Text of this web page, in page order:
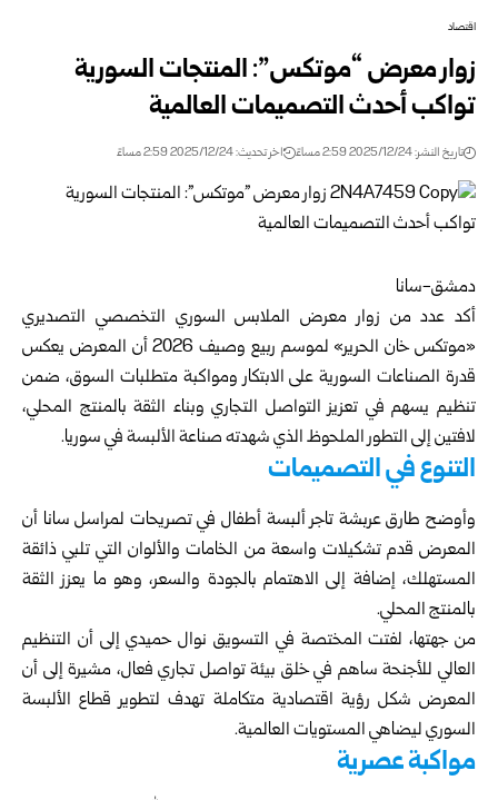
اقتصاد
زوار معرض “موتكس”: المنتجات السورية
تواكب أحدث التصميمات العالمية
تاريخ النشر: 2025/12/24 2:59 مساءً اخر تحديث: 2025/12/24 2:59 مساءً
دمشق-سانا
أكد عدد من زوار معرض الملابس السوري التخصصي التصديري
«موتكس خان الحرير» لموسم ربيع وصيف 2026 أن المعرض يعكس
قدرة الصناعات السورية على الابتكار ومواكبة متطلبات السوق، ضمن
تنظيم يسهم في تعزيز التواصل التجاري وبناء الثقة بالمنتج المحلي،
لافتين إلى التطور الملحوظ الذي شهدته صناعة الألبسة في سوريا.
التنوع في التصميمات
وأوضح طارق عربشة تاجر ألبسة أطفال في تصريحات لمراسل سانا أن
المعرض قدم تشكيلات واسعة من الخامات والألوان التي تلبي ذائقة
المستهلك، إضافة إلى الاهتمام بالجودة والسعر، وهو ما يعزز الثقة
بالمنتج المحلي.
من جهتها، لفتت المختصة في التسويق نوال حميدي إلى أن التنظيم
العالي للأجنحة ساهم في خلق بيئة تواصل تجاري فعال، مشيرة إلى أن
المعرض شكل رؤية اقتصادية متكاملة تهدف لتطوير قطاع الألبسة
السوري ليضاهي المستويات العالمية.
مواكبة عصرية